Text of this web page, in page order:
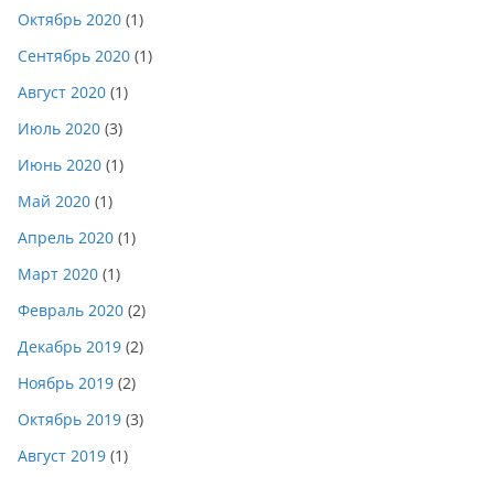
Октябрь 2020 (1)
Сентябрь 2020 (1)
Август 2020 (1)
Июль 2020 (3)
Июнь 2020 (1)
Май 2020 (1)
Апрель 2020 (1)
Март 2020 (1)
Февраль 2020 (2)
Декабрь 2019 (2)
Ноябрь 2019 (2)
Октябрь 2019 (3)
Август 2019 (1)